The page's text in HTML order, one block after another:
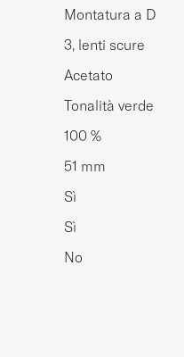
Montatura a D
3, lenti scure
Acetato
Tonalità verde
100 %
51 mm
Sì
Sì
No